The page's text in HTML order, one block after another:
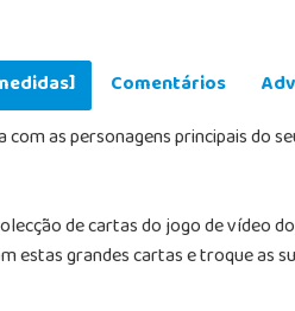
Comentários
as personagens principais do
de cartas do jogo de vídeo
estas grandes cartas e troque as